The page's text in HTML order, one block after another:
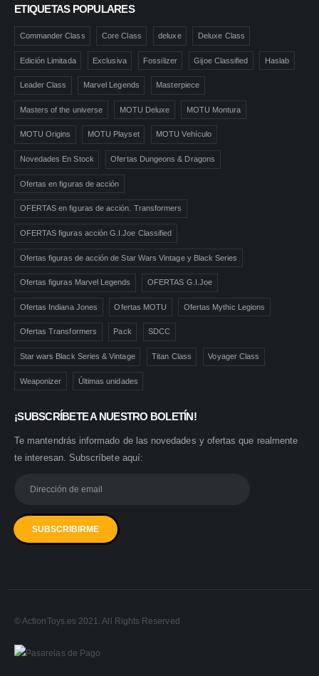
ETIQUETAS POPULARES
Commander Class Core Class deluxe Deluxe Class
Edición Limitada Exclusiva Fossilizer Gijoe Classified Haslab
Leader Class Marvel Legends Masterpiece
Masters of the universe MOTU Deluxe MOTU Montura
MOTU Origins MOTU Playset MOTU Vehículo
Novedades En Stock Ofertas Dungeons & Dragons
Ofertas en figuras de acción
OFERTAS en figuras de acción. Transformers
OFERTAS figuras acción G.I.Joe Classified
Ofertas figuras de acción de Star Wars Vintage y Black Series
Ofertas figuras Marvel Legends OFERTAS G.I.Joe
Ofertas Indiana Jones Ofertas MOTU Ofertas Mythic Legions
Ofertas Transformers Pack SDCC
Star wars Black Series & Vintage Titan Class Voyager Class
Weaponizer Últimas unidades
¡SUBSCRÍBETE A NUESTRO BOLETÍN!
Te mantendrás informado de las novedades y ofertas que realmente
te interesan. Subscríbete aquí:
© ActionToys.es 2021. All Rights Reserved